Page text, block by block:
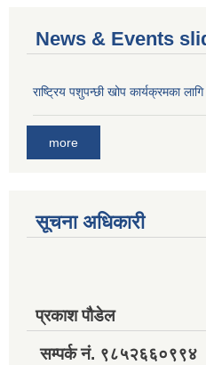
News & Events
राष्ट्रिय पशुपन्छी खोप कार्यक्रमका
more
सूचना अधिकारी
प्रकाश पौडेल
सम्पर्क नं. ९८५२६६०९९४